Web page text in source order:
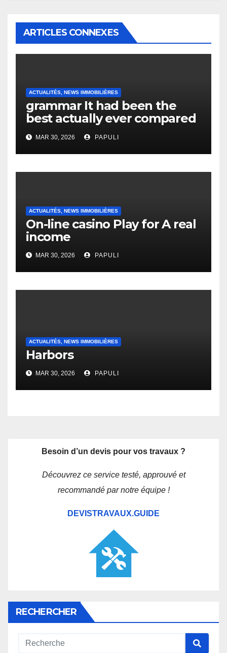
ARTICLES CONNEXES
ACTUALITÉS, NEWS IMMOBILIÈRES
grammar It had been the
best actually ever compared
to it’s the top actually?
English Vocabulary Learners
Heap Change
MAR 30, 2026 PAPULI
ACTUALITÉS, NEWS IMMOBILIÈRES
On-line casino Play for A real
income
MAR 30, 2026 PAPULI
ACTUALITÉS, NEWS IMMOBILIÈRES
Harbors
MAR 30, 2026 PAPULI
Besoin d’un devis pour vos travaux ?
Découvrez ce service testé, approuvé et
recommandé par notre équipe !
DEVISTRAVAUX.GUIDE
RECHERCHER